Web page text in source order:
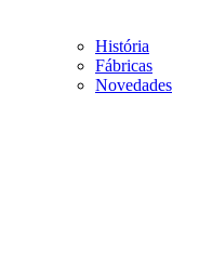
História
Fábricas
Novedades